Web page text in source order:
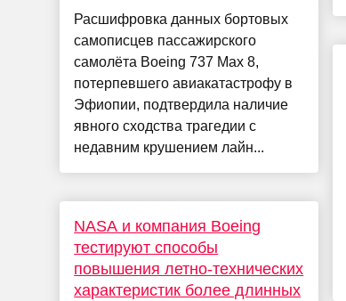
Расшифровка данных бортовых
самописцев пассажирского
самолёта Boeing 737 Max 8,
потерпевшего авиакатастрофу в
Эфиопии, подтвердила наличие
явного сходства трагедии с
недавним крушением лайн...
NASA и компания Boeing
тестируют способы
повышения летно-технических
характеристик более длинных